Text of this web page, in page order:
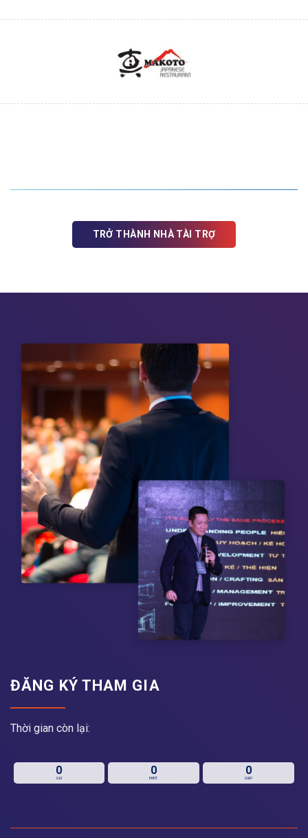
TRỞ THÀNH NHÀ TÀI TRỢ
ĐĂNG KÝ THAM GIA
Thời gian còn lại:
0
GIỜ
0
PHÚT
0
GIÂY